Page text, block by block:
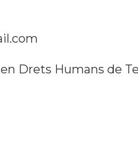
Drets Humans de